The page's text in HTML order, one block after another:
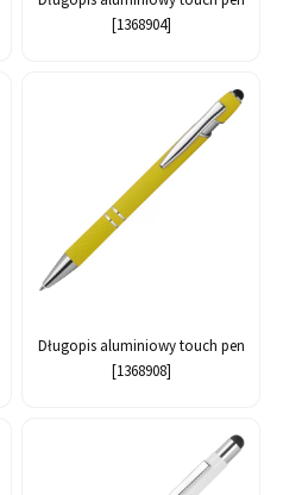
[1368904]
Długopis aluminiowy touch pen
[1368908]